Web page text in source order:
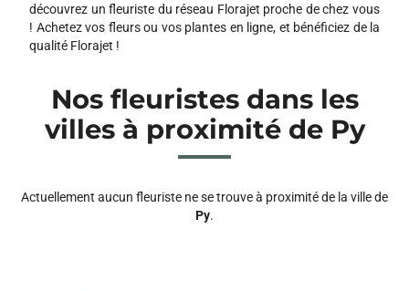
découvrez un fleuriste du réseau Florajet proche de chez vous
! Achetez vos fleurs ou vos plantes en ligne, et bénéficiez de la
qualité Florajet !
Nos fleuristes dans les
villes à proximité de Py
Actuellement aucun fleuriste ne se trouve à proximité de la ville de
Py.